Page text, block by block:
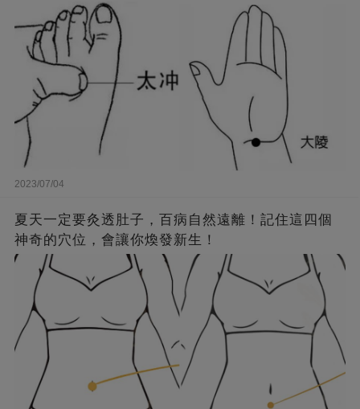
2023/07/04
夏天一定要灸透肚子，百病自然遠離！記住這四個
神奇的穴位，會讓你煥發新生！